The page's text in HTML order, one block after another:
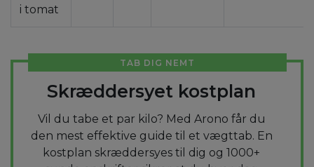
i tomat
TAB DIG NEMT
Skræddersyet kostplan
Vil du tabe et par kilo? Med Arono får du
den mest effektive guide til et vægttab. En
kostplan skræddersyes til dig og 1000+